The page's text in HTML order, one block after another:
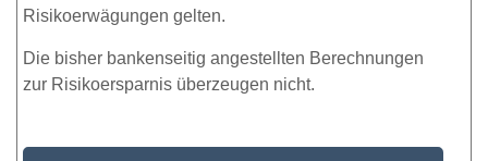
Risikoerwägungen gelten.
Die bisher bankenseitig angestellten Berechnungen
zur Risikoersparnis überzeugen nicht.